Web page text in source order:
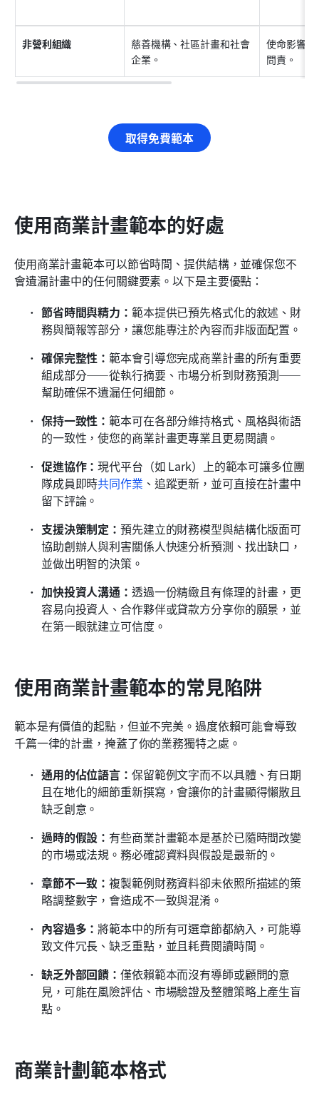
非營利組織
慈善機構、社區計畫和社會
企業。
使命影響、
問責。
取得免費範本
使用商業計畫範本的好處
使用商業計畫範本可以節省時間、提供結構，並確保您不
會遺漏計畫中的任何關鍵要素。以下是主要優點：
節省時間與精力： 範本提供已預先格式化的敘述、財
務與簡報等部分，讓您能專注於內容而非版面配置。
確保完整性： 範本會引導您完成商業計畫的所有重要
組成部分——從執行摘要、市場分析到財務預測——
幫助確保不遺漏任何細節。
保持一致性： 範本可在各部分維持格式、風格與術語
的一致性，使您的商業計畫更專業且更易閱讀。
促進協作：現代平台（如 Lark）上的範本可讓多位團
隊成員即時共同作業 、追蹤更新，並可直接在計畫中
留下評論。
支援決策制定：預先建立的財務模型與結構化版面可
協助創辦人與利害關係人快速分析預測、找出缺口，
並做出明智的決策。
加快投資人溝通： 透過一份精緻且有條理的計畫，更
容易向投資人、合作夥伴或貸款方分享你的願景，並
在第一眼就建立可信度。
使用商業計畫範本的常見陷阱
範本是有價值的起點，但並不完美。過度依賴可能會導致
千篇一律的計畫，掩蓋了你的業務獨特之處。
通用的佔位語言： 保留範例文字而不以具體、有日期
且在地化的細節重新撰寫，會讓你的計畫顯得懶散且
缺乏創意。
過時的假設： 有些商業計畫範本是基於已隨時間改變
的市場或法規。務必確認資料與假設是最新的。
章節不一致：複製範例財務資料卻未依照所描述的策
略調整數字，會造成不一致與混淆。
內容過多：將範本中的所有可選章節都納入，可能導
致文件冗長、缺乏重點，並且耗費閱讀時間。
缺乏外部回饋：僅依賴範本而沒有導師或顧問的意
見，可能在風險評估、市場驗證及整體策略上產生盲
點。
商業計劃範本格式